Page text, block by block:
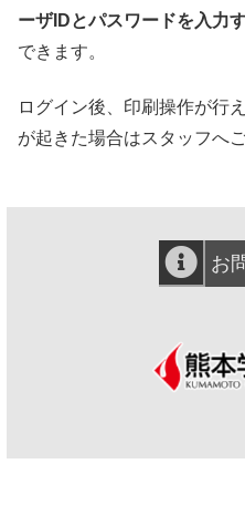
ーザIDとパスワードを入力
できます。
ログイン後、印刷操作が行
が起きた場合はスタッフへ
お